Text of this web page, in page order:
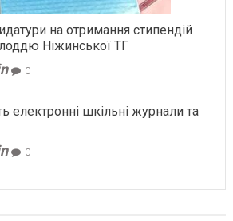
на отримання стипендій
Ніжинської ТГ
0
електронні шкільні журнали та
0